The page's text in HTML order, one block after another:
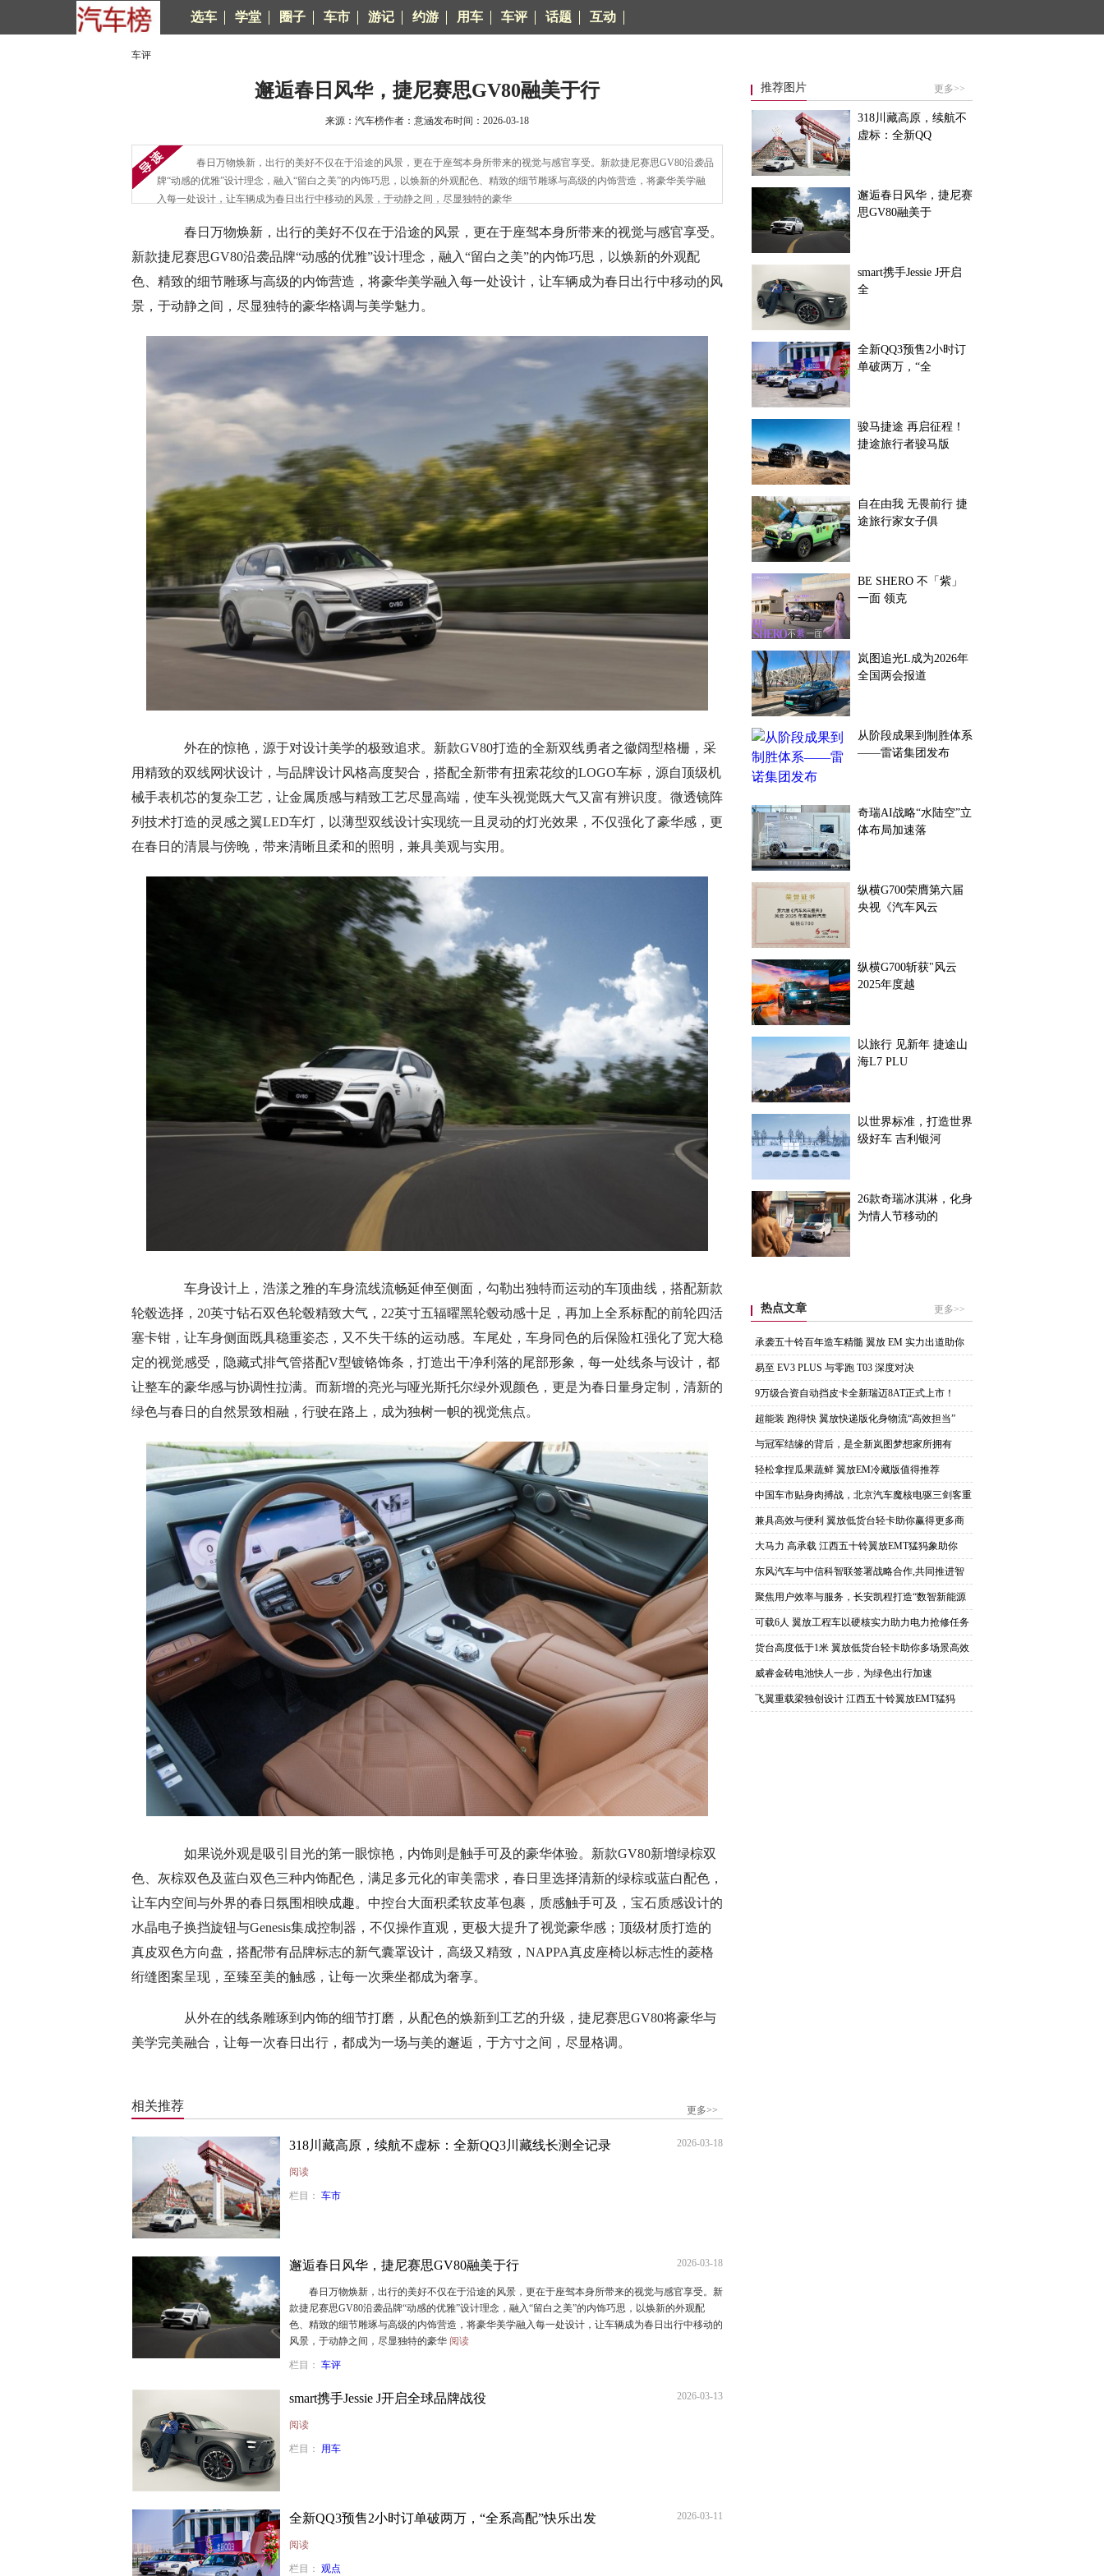
选车 学堂 圈子 车市 游记 约游 用车 车评 话题 互动
车评
邂逅春日风华，捷尼赛思GV80融美于行
来源：汽车榜作者：意涵发布时间：2026-03-18
春日万物焕新，出行的美好不仅在于沿途的风景，更在于座驾本身所带来的视觉与感官享受。新款捷尼赛思GV80沿袭品
牌“动感的优雅”设计理念，融入“留白之美”的内饰巧思，以焕新的外观配色、精致的细节雕琢与高级的内饰营造，将豪华美学融
入每一处设计，让车辆成为春日出行中移动的风景，于动静之间，尽显独特的豪华
春日万物焕新，出行的美好不仅在于沿途的风景，更在于座驾本身所带来的视觉与感官享受。
新款捷尼赛思GV80沿袭品牌“动感的优雅”设计理念，融入“留白之美”的内饰巧思，以焕新的外观配
色、精致的细节雕琢与高级的内饰营造，将豪华美学融入每一处设计，让车辆成为春日出行中移动的风
景，于动静之间，尽显独特的豪华格调与美学魅力。
外在的惊艳，源于对设计美学的极致追求。新款GV80打造的全新双线勇者之徽阔型格栅，采
用精致的双线网状设计，与品牌设计风格高度契合，搭配全新带有扭索花纹的LOGO车标，源自顶级机
械手表机芯的复杂工艺，让金属质感与精致工艺尽显高端，使车头视觉既大气又富有辨识度。微透镜阵
列技术打造的灵感之翼LED车灯，以薄型双线设计实现统一且灵动的灯光效果，不仅强化了豪华感，更
在春日的清晨与傍晚，带来清晰且柔和的照明，兼具美观与实用。
车身设计上，浩漾之雅的车身流线流畅延伸至侧面，勾勒出独特而运动的车顶曲线，搭配新款
轮毂选择，20英寸钻石双色轮毂精致大气，22英寸五辐曜黑轮毂动感十足，再加上全系标配的前轮四活
塞卡钳，让车身侧面既具稳重姿态，又不失干练的运动感。车尾处，车身同色的后保险杠强化了宽大稳
定的视觉感受，隐藏式排气管搭配V型镀铬饰条，打造出干净利落的尾部形象，每一处线条与设计，都
让整车的豪华感与协调性拉满。而新增的亮光与哑光斯托尔绿外观颜色，更是为春日量身定制，清新的
绿色与春日的自然景致相融，行驶在路上，成为独树一帜的视觉焦点。
如果说外观是吸引目光的第一眼惊艳，内饰则是触手可及的豪华体验。新款GV80新增绿棕双
色、灰棕双色及蓝白双色三种内饰配色，满足多元化的审美需求，春日里选择清新的绿棕或蓝白配色，
让车内空间与外界的春日氛围相映成趣。中控台大面积柔软皮革包裹，质感触手可及，宝石质感设计的
水晶电子换挡旋钮与Genesis集成控制器，不仅操作直观，更极大提升了视觉豪华感；顶级材质打造的
真皮双色方向盘，搭配带有品牌标志的新气囊罩设计，高级又精致，NAPPA真皮座椅以标志性的菱格
绗缝图案呈现，至臻至美的触感，让每一次乘坐都成为奢享。
从外在的线条雕琢到内饰的细节打磨，从配色的焕新到工艺的升级，捷尼赛思GV80将豪华与
美学完美融合，让每一次春日出行，都成为一场与美的邂逅，于方寸之间，尽显格调。
相关推荐 更多>>
2026-03-18
318川藏高原，续航不虚标：全新QQ3川藏线长测全记录
阅读
栏目： 车市
2026-03-18
邂逅春日风华，捷尼赛思GV80融美于行
春日万物焕新，出行的美好不仅在于沿途的风景，更在于座驾本身所带来的视觉与感官享受。新
款捷尼赛思GV80沿袭品牌“动感的优雅”设计理念，融入“留白之美”的内饰巧思，以焕新的外观配
色、精致的细节雕琢与高级的内饰营造，将豪华美学融入每一处设计，让车辆成为春日出行中移动的
风景，于动静之间，尽显独特的豪华 阅读
栏目： 车评
2026-03-13
smart携手Jessie J开启全球品牌战役
阅读
栏目： 用车
2026-03-11
全新QQ3预售2小时订单破两万，“全系高配”快乐出发
阅读
栏目： 观点
推荐图片 更多>>
318川藏高原，续航不
虚标：全新QQ
邂逅春日风华，捷尼赛
思GV80融美于
smart携手Jessie J开启
全
全新QQ3预售2小时订
单破两万，“全
骏马捷途 再启征程！
捷途旅行者骏马版
自在由我 无畏前行 捷
途旅行家女子俱
BE SHERO 不「紫」
一面 领克
岚图追光L成为2026年
全国两会报道
从阶段成果到制胜体系
——雷诺集团发布
奇瑞AI战略“水陆空”立
体布局加速落
纵横G700荣膺第六届
央视《汽车风云
纵横G700斩获"风云
2025年度越
以旅行 见新年 捷途山
海L7 PLU
以世界标准，打造世界
级好车 吉利银河
26款奇瑞冰淇淋，化身
为情人节移动的
热点文章 更多>>
承袭五十铃百年造车精髓 翼放 EM 实力出道助你
易至 EV3 PLUS 与零跑 T03 深度对决
9万级合资自动挡皮卡全新瑞迈8AT正式上市！
超能装 跑得快 翼放快递版化身物流“高效担当”
与冠军结缘的背后，是全新岚图梦想家所拥有
的“冠军
轻松拿捏瓜果蔬鲜 翼放EM冷藏版值得推荐
中国车市贴身肉搏战，北京汽车魔核电驱三剑客重
装上
兼具高效与便利 翼放低货台轻卡助你赢得更多商
机
大马力 高承载 江西五十铃翼放EMT猛犸象助你
东风汽车与中信科智联签署战略合作,共同推进智
能网
聚焦用户效率与服务，长安凯程打造“数智新能源
商用
可载6人 翼放工程车以硬核实力助力电力抢修任务
货台高度低于1米 翼放低货台轻卡助你多场景高效
威睿金砖电池快人一步，为绿色出行加速
飞翼重载梁独创设计 江西五十铃翼放EMT猛犸